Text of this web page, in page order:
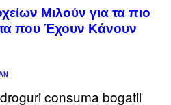
Μιλούν για τα πιο
που Έχουν Κάνουν